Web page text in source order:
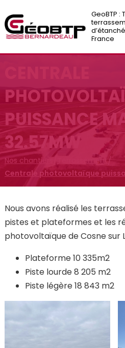
GeoBTP :
France
PUISSANCE
32.57MW
Nos chantiers / Terrassement/
Centrale photovoltaïque
Nous avons réalisé les
pistes et plateformes et les
photovoltaïque de Cosne sur
Plateforme 10 335m2
Piste lourde 8 205 m2
Piste légère 18 843 m2